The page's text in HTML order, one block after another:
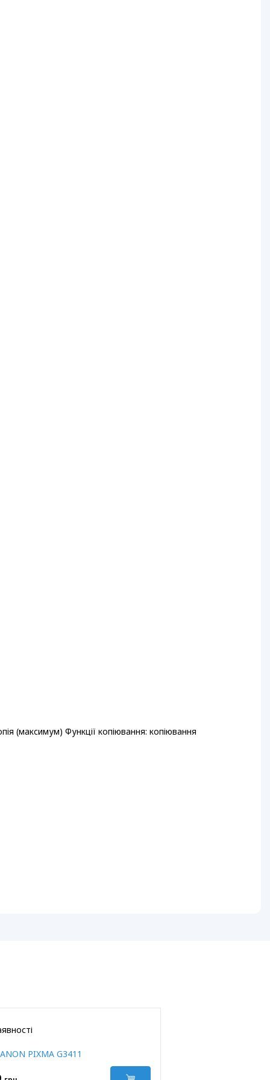
(максимум) Функції копіювання: копіювання
PIXMA G3411